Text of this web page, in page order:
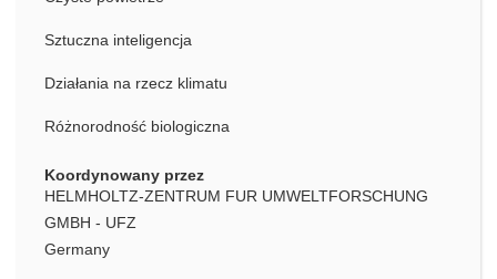
Sztuczna inteligencja
Działania na rzecz klimatu
Różnorodność biologiczna
Koordynowany przez
HELMHOLTZ-ZENTRUM FUR UMWELTFORSCHUNG
GMBH - UFZ
Germany